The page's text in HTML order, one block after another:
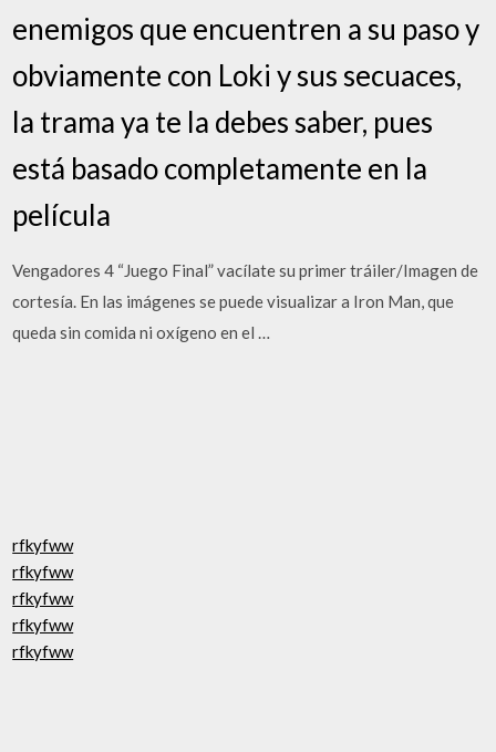
enemigos que encuentren a su paso y
obviamente con Loki y sus secuaces,
la trama ya te la debes saber, pues
está basado completamente en la
película
Vengadores 4 “Juego Final” vacílate su primer tráiler/Imagen de
cortesía. En las imágenes se puede visualizar a Iron Man, que
queda sin comida ni oxígeno en el …
rfkyfww
rfkyfww
rfkyfww
rfkyfww
rfkyfww